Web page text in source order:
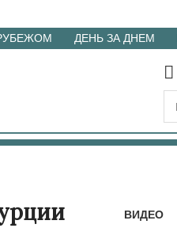
ДЕНЬ ЗА ДНЕМ
ВИДЕО